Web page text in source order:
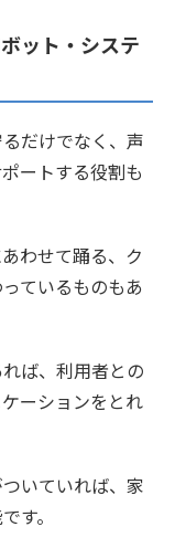
ット・システ
だけでなく、声
ートする役割も
わせて踊る、ク
ているものもあ
ば、利用者との
ーションをとれ
いていれば、家
す。